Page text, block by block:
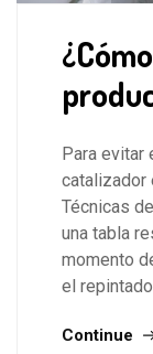
Para evitar
catalizador
Técnicas
una tabla
momento
el
Continue